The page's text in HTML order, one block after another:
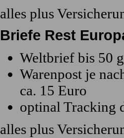
alles plus
Briefe Rest
Weltbrief bis 50
Warenpost je
ca. 15 Euro
optinal Tracking
alles plus